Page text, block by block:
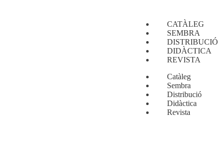
CATÀLEG
SEMBRA
DISTRIBUCIÓ
DIDÀCTICA
REVISTA
Catàleg
Sembra
Distribució
Didàctica
Revista